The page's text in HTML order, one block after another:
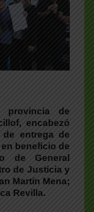
provincia de
encabezó
entrega de
beneficio de
de General
de Justicia y
Martín Mena;
Revilla.